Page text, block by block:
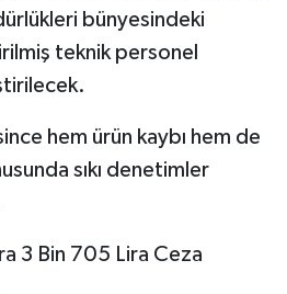
bünyesindeki
teknik personel
hem ürün kaybı hem de
sıkı denetimler
3 Bin 705 Lira Ceza